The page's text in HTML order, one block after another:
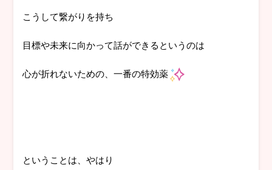
こうして繋がりを持ち
目標や未来に向かって話ができるというのは
心が折れないための、一番の特効薬
ということは、やはり